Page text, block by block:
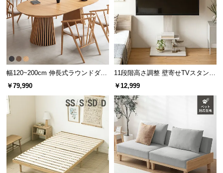
幅120~200cm 伸長式ラウンドダイ
ニングテーブル 6人掛け 天然木突
板 美しい格子デザイン
￥79,990
11段階高さ調整 壁寄せTVスタンド
キャスター付き 上下左右角度調節
￥12,999